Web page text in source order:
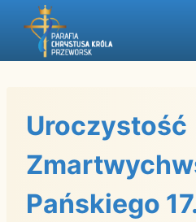
Przejdź
Uroczystość
Pańskiego